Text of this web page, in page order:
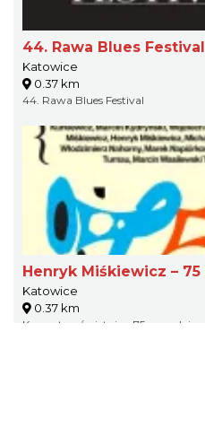
44. Rawa Blues Festival
Katowice
0.37 km
44. Rawa Blues Festival
Henryk Miśkiewicz –
Katowice
0.37 km
Koncert uświetnia 75.